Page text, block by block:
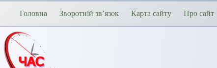
Перейти
Головна Зворотній зв’язок Карта сайту Про сайт